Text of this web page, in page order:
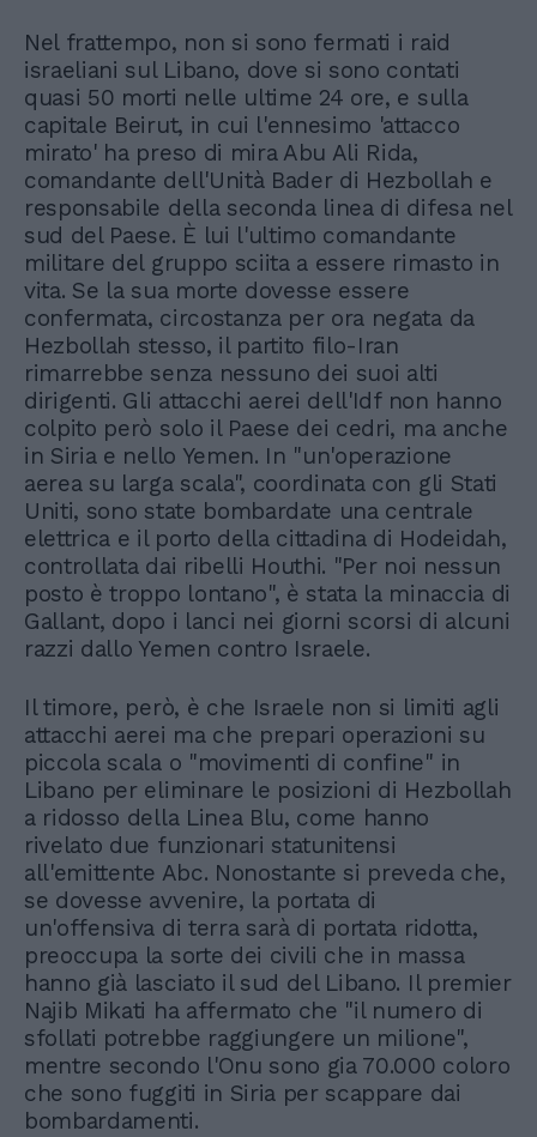
Nel frattempo, non si sono fermati i raid
israeliani sul Libano, dove si sono contati
quasi 50 morti nelle ultime 24 ore, e sulla
capitale Beirut, in cui l'ennesimo 'attacco
mirato' ha preso di mira Abu Ali Rida,
comandante dell'Unità Bader di Hezbollah e
responsabile della seconda linea di difesa nel
sud del Paese. È lui l'ultimo comandante
militare del gruppo sciita a essere rimasto in
vita. Se la sua morte dovesse essere
confermata, circostanza per ora negata da
Hezbollah stesso, il partito filo-Iran
rimarrebbe senza nessuno dei suoi alti
dirigenti. Gli attacchi aerei dell'Idf non hanno
colpito però solo il Paese dei cedri, ma anche
in Siria e nello Yemen. In "un'operazione
aerea su larga scala", coordinata con gli Stati
Uniti, sono state bombardate una centrale
elettrica e il porto della cittadina di Hodeidah,
controllata dai ribelli Houthi. "Per noi nessun
posto è troppo lontano", è stata la minaccia di
Gallant, dopo i lanci nei giorni scorsi di alcuni
razzi dallo Yemen contro Israele.
Il timore, però, è che Israele non si limiti agli
attacchi aerei ma che prepari operazioni su
piccola scala o "movimenti di confine" in
Libano per eliminare le posizioni di Hezbollah
a ridosso della Linea Blu, come hanno
rivelato due funzionari statunitensi
all'emittente Abc. Nonostante si preveda che,
se dovesse avvenire, la portata di
un'offensiva di terra sarà di portata ridotta,
preoccupa la sorte dei civili che in massa
hanno già lasciato il sud del Libano. Il premier
Najib Mikati ha affermato che "il numero di
sfollati potrebbe raggiungere un milione",
mentre secondo l'Onu sono gia 70.000 coloro
che sono fuggiti in Siria per scappare dai
bombardamenti.